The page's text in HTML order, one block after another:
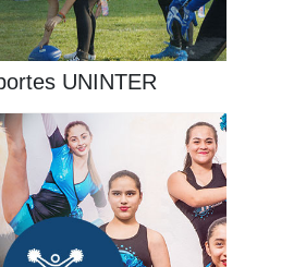
UNINTER
¡INGRESA!